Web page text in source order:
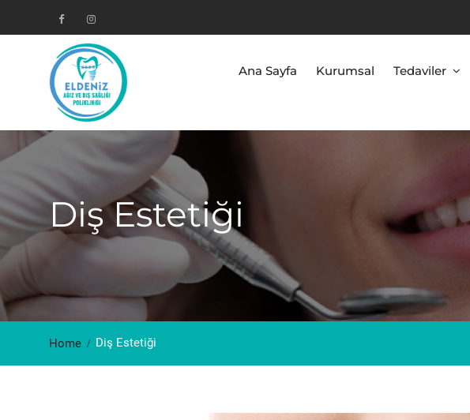
FacebookInstagram
Ana Sayfa Kurumsal Tedaviler
Diş Estetiği
Home Diş Estetiği